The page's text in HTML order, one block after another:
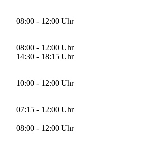
08:00 - 12:00 Uhr
08:00 - 12:00 Uhr
14:30 - 18:15 Uhr
10:00 - 12:00 Uhr
07:15 - 12:00 Uhr
08:00 - 12:00 Uhr